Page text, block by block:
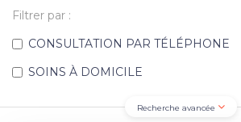
Filtrer par :
CONSULTATION PAR TÉLÉPHONE
SOINS À DOMICILE
Recherche avancée